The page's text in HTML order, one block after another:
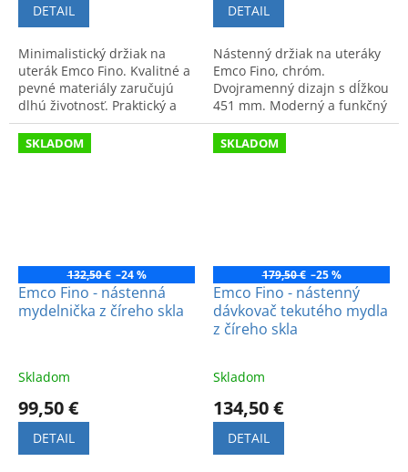
DETAIL
Minimalistický držiak na
uterák Emco Fino. Kvalitné a
pevné materiály zaručujú
dlhú životnosť. Praktický a
štýlový doplnok pre dokonalý
poriadok v kúpeľni.
DETAIL
Nástenný držiak na uteráky
Emco Fino, chróm.
Dvojramenný dizajn s dĺžkou
451 mm. Moderný a funkčný
doplnok do kúpeľne.
SKLADOM
132,50 € –24 %
Emco Fino - nástenná
mydelnička z číreho skla
Skladom
99,50 €
DETAIL
SKLADOM
179,50 € –25 %
Emco Fino - nástenný
dávkovač tekutého mydla
z číreho skla
Skladom
134,50 €
DETAIL